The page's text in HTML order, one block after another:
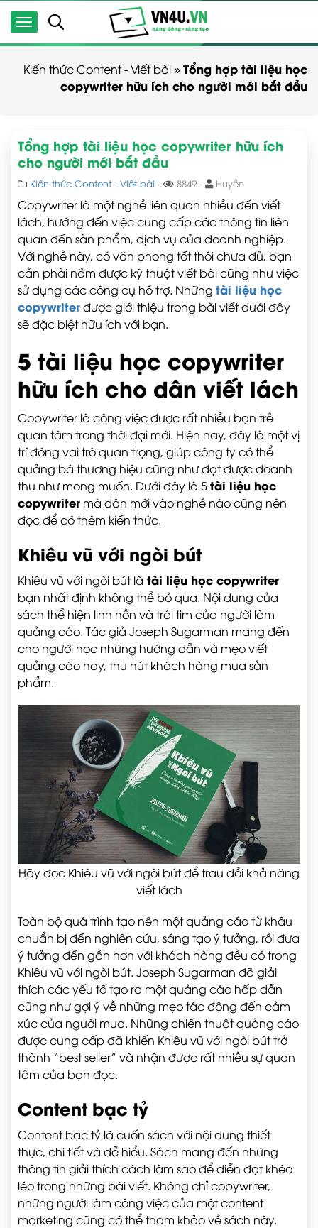
Kiến thức Content - Viết bài»Tổng hợp tài liệu học
copywriter hữu ích cho người mới bắt đầu
Tổng hợp tài liệu học copywriter hữu ích
cho người mới bắt đầu
Kiến thức Content - Viết bài - 8849 - Huyền
Copywriter là một nghề liên quan nhiều đến viết
lách, hướng đến việc cung cấp các thông tin liên
quan đến sản phẩm, dịch vụ của doanh nghiệp.
Với nghề này, có văn phong tốt thôi chưa đủ, bạn
cần phải nắm được kỹ thuật viết bài cũng như việc
sử dụng các công cụ hỗ trợ. Những tài liệu học
copywriterđược giới thiệu trong bài viết dưới đây
sẽ đặc biệt hữu ích với bạn.
5 tài liệu học copywriter
hữu ích cho dân viết lách
Copywriter là công việc được rất nhiều bạn trẻ
quan tâm trong thời đại mới. Hiện nay, đây là một vị
trí đóng vai trò quan trọng, giúp công ty có thể
quảng bá thương hiệu cũng như đạt được doanh
thu như mong muốn. Dưới đây là 5tài liệu học
copywriter mà dân mới vào nghề nào cũng nên
đọc để có thêm kiến thức.
Khiêu vũ với ngòi bút
Khiêu vũ với ngòi bút là tài liệu học copywriter
bạn nhất định không thể bỏ qua. Nội dung của
sách thể hiện linh hồn và trái tim của người làm
quảng cáo. Tác giả Joseph Sugarman mang đến
cho người học những hướng dẫn và mẹo viết
quảng cáo hay, thu hút khách hàng mua sản
phẩm.
Hãy đọc Khiêu vũ với ngòi bút để trau dồi khả năng
viết lách
Toàn bộ quá trình tạo nên một quảng cáo từ khâu
chuẩn bị đến nghiên cứu, sáng tạo ý tưởng, rồi đưa
ý tưởng đến gần hơn với khách hàng đều có trong
Khiêu vũ với ngòi bút. Joseph Sugarman đã giải
thích các yếu tố tạo ra một quảng cáo hấp dẫn
cũng như gợi ý về những mẹo tác động đến cảm
xúc của người mua. Những chiến thuật quảng cáo
được cung cấp đã khiến Khiêu vũ với ngòi bút trở
thành “best seller” và nhận được rất nhiều sự quan
tâm của bạn đọc.
Content bạc tỷ
Content bạc tỷ là cuốn sách với nội dung thiết
thực, chi tiết và dễ hiểu. Sách mang đến những
thông tin giải thích cách làm sao để diễn đạt khéo
léo trong những bài viết. Không chỉ copywriter,
những người làm công việc của một content
marketing cũng có thể tham khảo về sách này.